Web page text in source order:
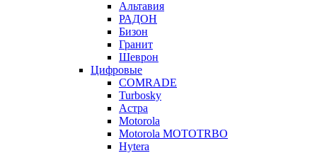
Альтавия
РАДОН
Бизон
Гранит
Шеврон
Цифровые
COMRADE
Turbosky
Астра
Motorola
Motorola MOTOTRBO
Hytera